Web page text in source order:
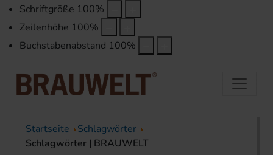
Schriftgröße 100%
Zeilenhöhe 100%
Buchstabenabstand 100%
Startseite
Schlagwörter
Schlagwörter | BRAUWELT